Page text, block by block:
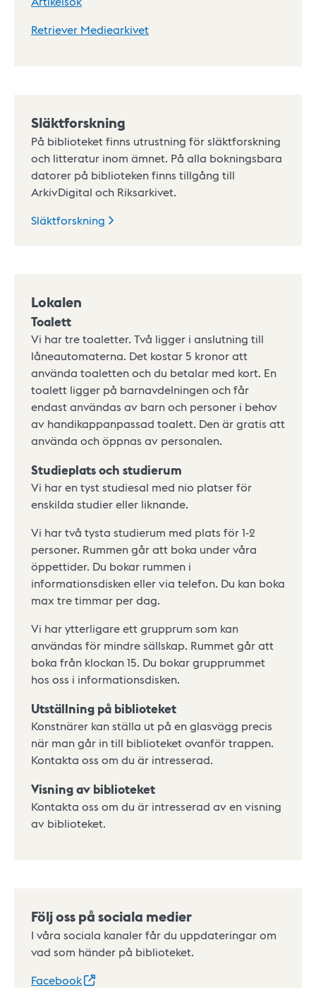
Retriever Mediearkivet
Släktforskning
På biblioteket finns utrustning för släktforskning
och litteratur inom ämnet. På alla bokningsbara
datorer på biblioteken finns tillgång till
ArkivDigital och Riksarkivet.
Släktforskning
Lokalen
Toalett
Vi har tre toaletter. Två ligger i anslutning till
låneautomaterna. Det kostar 5 kronor att
använda toaletten och du betalar med kort. En
toalett ligger på barnavdelningen och får
endast användas av barn och personer i behov
av handikappanpassad toalett. Den är gratis att
använda och öppnas av personalen.
Studieplats och studierum
Vi har en tyst studiesal med nio platser för
enskilda studier eller liknande.
Vi har två tysta studierum med plats för 1-2
personer. Rummen går att boka under våra
öppettider. Du bokar rummen i
informationsdisken eller via telefon. Du kan boka
max tre timmar per dag.
Vi har ytterligare ett grupprum som kan
användas för mindre sällskap. Rummet går att
boka från klockan 15. Du bokar grupprummet
hos oss i informationsdisken.
Utställning på biblioteket
Konstnärer kan ställa ut på en glasvägg precis
när man går in till biblioteket ovanför trappen.
Kontakta oss om du är intresserad.
Visning av biblioteket
Kontakta oss om du är intresserad av en visning
av biblioteket.
Följ oss på sociala medier
I våra sociala kanaler får du uppdateringar om
vad som händer på biblioteket.
Facebook